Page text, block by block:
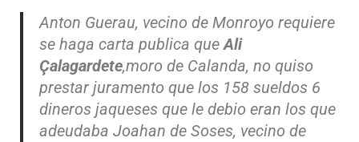
Anton Guerau, vecino de Monroyo requiere
se haga carta publica queAli
Çalagardete,moro de Calanda, no quiso
prestar juramento que los 158 sueldos 6
dineros jaqueses que le debio eran los que
adeudaba Joahan de Soses, vecino de